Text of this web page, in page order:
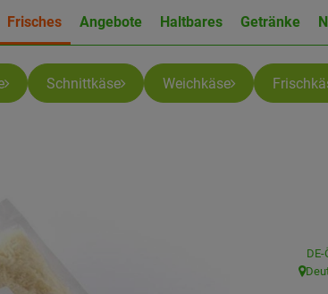
Frisches Angebote Haltbares Getränke
Schnittkäse Weichkäse
,DE-
,